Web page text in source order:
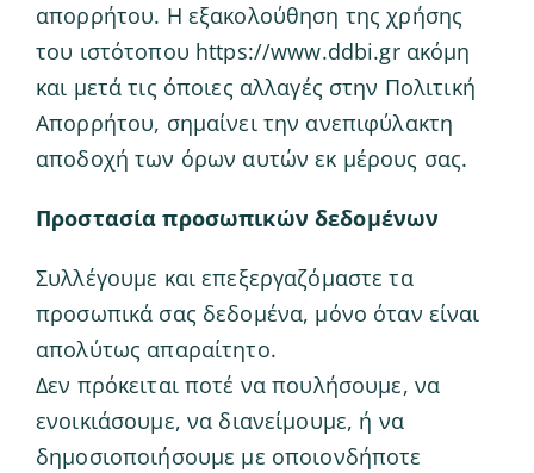
απορρήτου. Η εξακολούθηση της χρήσης
του ιστότοπου https://www.ddbi.gr ακόμη
και μετά τις όποιες αλλαγές στην Πολιτική
Απορρήτου, σημαίνει την ανεπιφύλακτη
αποδοχή των όρων αυτών εκ μέρους σας.
Προστασία προσωπικών δεδομένων
Συλλέγουμε και επεξεργαζόμαστε τα
προσωπικά σας δεδομένα, μόνο όταν είναι
απολύτως απαραίτητο.
Δεν πρόκειται ποτέ να πουλήσουμε, να
ενοικιάσουμε, να διανείμουμε, ή να
δημοσιοποιήσουμε με οποιονδήποτε